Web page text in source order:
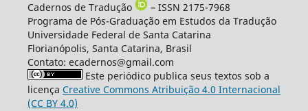
Cadernos de Tradução
– ISSN 2175-7968
Programa de Pós-Graduação em Estudos da Tradução
Universidade Federal de Santa Catarina
Florianópolis, Santa Catarina, Brasil
Contato: ecadernos@gmail.com
Este periódico publica seus textos sob a
licença Creative Commons Atribuição 4.0 Internacional
(CC BY 4.0)